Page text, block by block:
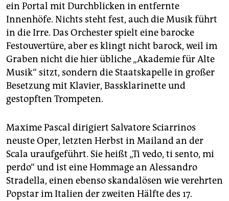
ein Portal mit Durchblicken in entfernte
Innenhöfe. Nichts steht fest, auch die Musik führt
in die Irre. Das Orchester spielt eine barocke
Festouvertüre, aber es klingt nicht barock, weil im
Graben nicht die hier übliche „Akademie für Alte
Musik“ sitzt, sondern die Staatskapelle in großer
Besetzung mit Klavier, Bassklarinette und
gestopften Trompeten.
Maxime Pascal dirigiert Salvatore Sciarrinos
neuste Oper, letzten Herbst in Mailand an der
Scala uraufgeführt. Sie heißt „Ti vedo, ti sento, mi
perdo“ und ist eine Hommage an Alessandro
Stradella, einen ebenso skandalösen wie verehrten
Popstar im Italien der zweiten Hälfte des 17.